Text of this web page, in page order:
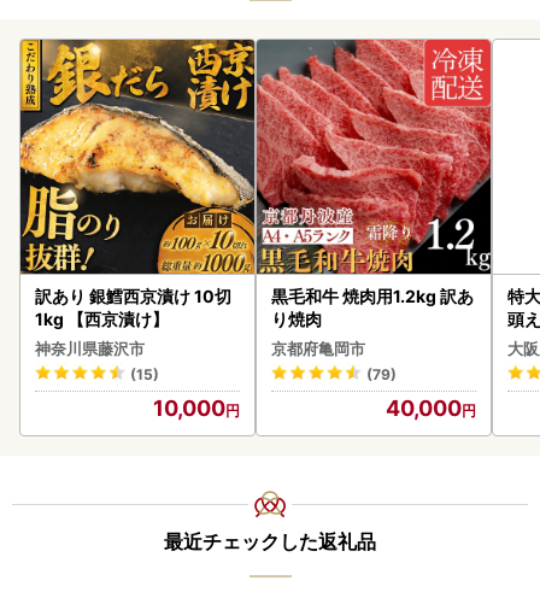
訳あり 銀鱈西京漬け 10切
1kg 【西京漬け】
神奈川県藤沢市
(15)
10,000
黒毛和牛 焼肉用1.2kg 訳あ
り焼肉
京都府亀岡市
(79)
40,000
特
頭
大
最近チェックした返礼品